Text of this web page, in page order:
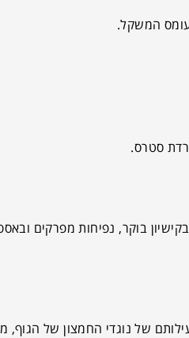
המשקל.
סטרס.
בוקר, נפיחות מפרקים
של נוגדי החמצון של הגוף,